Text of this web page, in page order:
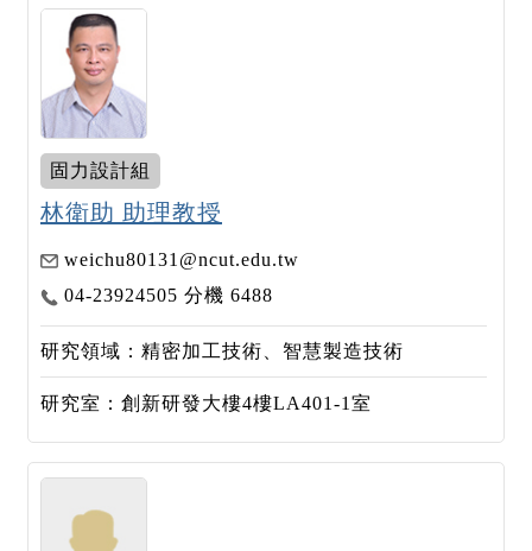
固力設計組
林衛助 助理教授
weichu80131@ncut.edu.tw
04-23924505 分機 6488
研究領域：精密加工技術、智慧製造技術
研究室：創新研發大樓4樓LA401-1室